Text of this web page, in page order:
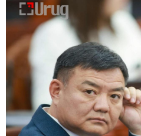
on
Facebook
on
Twitter